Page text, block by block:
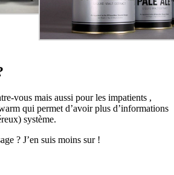
vous mais aussi pour les impatients ,
qui permet d’avoir plus d’informations
système.
? J’en suis moins sur !